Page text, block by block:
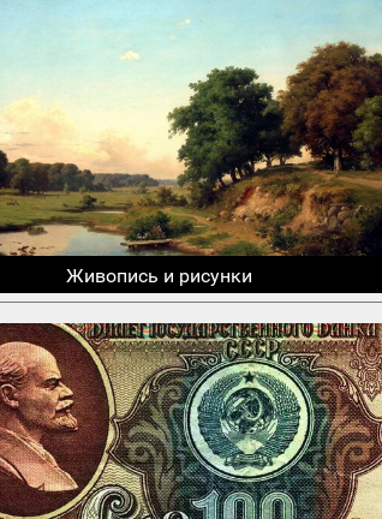
Живопись и рисунки